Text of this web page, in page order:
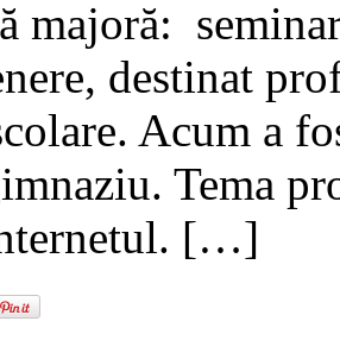
majoră:
destinat
Acum a
Tema
[…]